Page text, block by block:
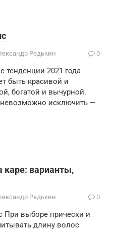
Редькин 0
2021 года
быть красивой и
богатой и вычурной.
исключить —
каре: варианты,
Редькин 0
При выборе прически и
длину волос